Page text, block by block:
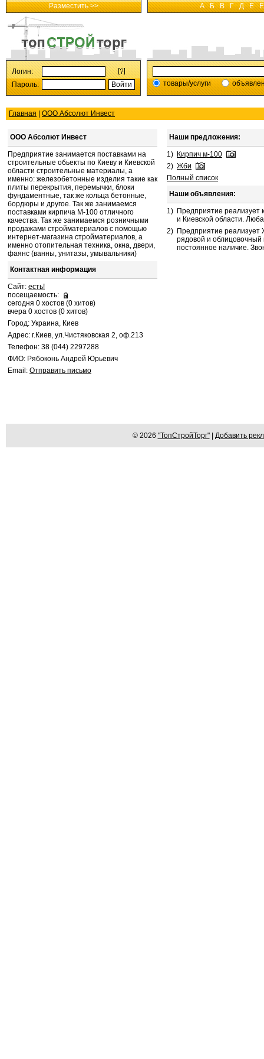
Разместить >> А Б В Г Д Е Ё
Логин:
Пароль:
товары/услуги
Главная ООО Абсолют Инвест
ООО Абсолют Инвест
Предприятие занимается поставками на
строительные обьекты по Киеву и Киевской
области строительные материалы, а
именно: железобетонные изделия такие как
плиты перекрытия, перемычки, блоки
фундаментные, так же кольца бетонные,
бордюры и другое. Так же занимаемся
поставками кирпича М-100 отличного
качества. Так же занимаемся розничными
продажами стройматериалов с помощью
интернет-магазина стройматериалов, а
именно отопительная техника, окна, двери,
фаянс (ванны, унитазы, умывальники)
Контактная информация
Сайт: есть!
посещаемость:
сегодня 0 хостов (0 хитов)
вчера 0 хостов (0 хитов)
Город: Украина, Киев
Адрес: г.Киев, ул.Чистяковская 2, оф.213
Телефон: 38 (044) 2297288
ФИО: Рябоконь Андрей Юрьевич
Email: Отправить письмо
Наши предложения:
1) Кирпич м-100
2) Жби
Полный список
Наши объявления:
1) Предприятие реализует
и Киевской области.
2) Предприятие
рядовой и
постоянное наличие.
© 2026 "ТопСтройТорг"| Добавить